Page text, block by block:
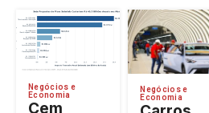
Negócios e
Economia
Cem
Negócios e
Economia